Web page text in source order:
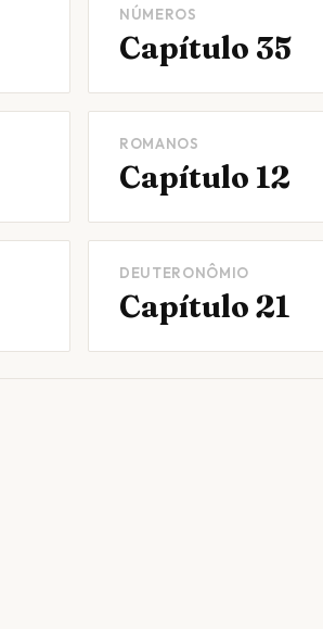
NÚMEROS
Capítulo 35
ROMANOS
Capítulo 12
DEUTERONÔMIO
Capítulo 21